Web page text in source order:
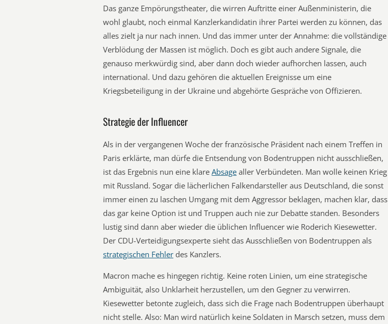
Das ganze Empörungstheater, die wirren Auftritte einer Außenministerin, die
wohl glaubt, noch einmal Kanzlerkandidatin ihrer Partei werden zu können, das
alles zielt ja nur nach innen. Und das immer unter der Annahme: die vollständige
Verblödung der Massen ist möglich. Doch es gibt auch andere Signale, die
genauso merkwürdig sind, aber dann doch wieder aufhorchen lassen, auch
international. Und dazu gehören die aktuellen Ereignisse um eine
Kriegsbeteiligung in der Ukraine und abgehörte Gespräche von Offizieren.
Strategie der Influencer
Als in der vergangenen Woche der französische Präsident nach einem Treffen in
Paris erklärte, man dürfe die Entsendung von Bodentruppen nicht ausschließen,
ist das Ergebnis nun eine klare Absage aller Verbündeten. Man wolle keinen Krieg
mit Russland. Sogar die lächerlichen Falkendarsteller aus Deutschland, die sonst
immer einen zu laschen Umgang mit dem Aggressor beklagen, machen klar, dass
das gar keine Option ist und Truppen auch nie zur Debatte standen. Besonders
lustig sind dann aber wieder die üblichen Influencer wie Roderich Kiesewetter.
Der CDU-Verteidigungsexperte sieht das Ausschließen von Bodentruppen als
strategischen Fehler des Kanzlers.
Macron mache es hingegen richtig. Keine roten Linien, um eine strategische
Ambiguität, also Unklarheit herzustellen, um den Gegner zu verwirren.
Kiesewetter betonte zugleich, dass sich die Frage nach Bodentruppen überhaupt
nicht stelle. Also: Man wird natürlich keine Soldaten in Marsch setzen, muss dem